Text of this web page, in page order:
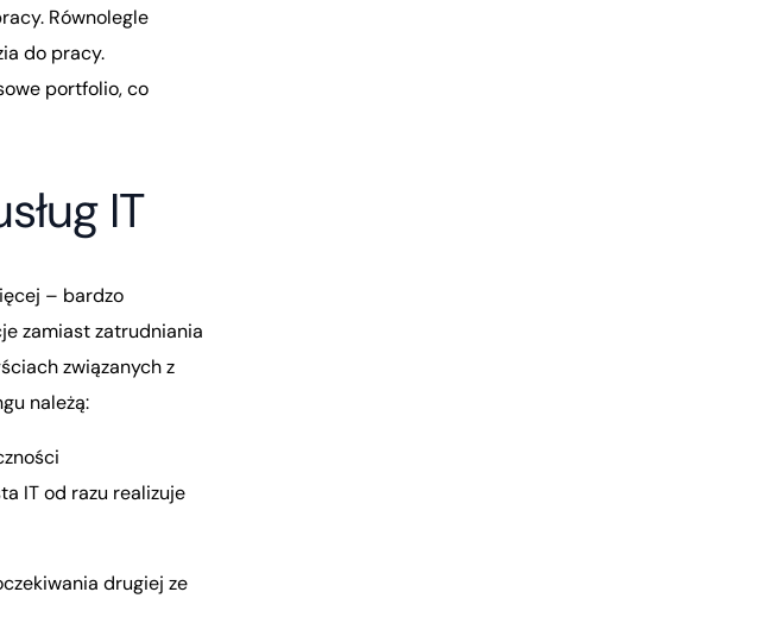
Równolegle
do pracy.
portfolio, co
IT
– bardzo
zamiast zatrudniania
związanych z
należą:
IT od razu realizuje
drugiej ze